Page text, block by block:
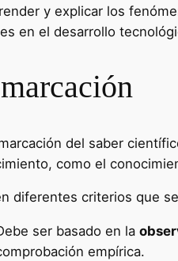
y explicar los
en el desarrollo
del saber
como el
diferentes criterios que
ser basado en la
empírica.